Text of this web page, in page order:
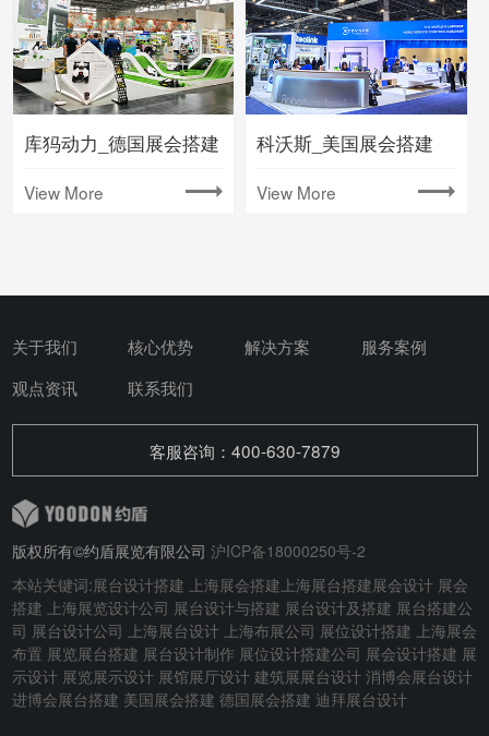
库犸动力_德国展会搭建
View More
科沃斯_美国展会搭建
View More
关于我们 核心优势 解决方案
服务案例
观点资讯
联系我们
客服咨询：400-630-7879
版权所有©约盾展览有限公司 沪ICP备18000250号-2
本站关键词:展台设计搭建 上海展会搭建 上海展台搭建展会设计 展会
搭建 上海展览设计公司 展台设计与搭建 展台设计及搭建 展台搭建公
司 展台设计公司 上海展台设计 上海布展公司 展位设计搭建 上海展会
布置 展览展台搭建 展台设计制作 展位设计搭建公司 展会设计搭建 展
示设计 展览展示设计 展馆展厅设计 建筑展展台设计 消博会展台设计
进博会展台搭建 美国展会搭建 德国展会搭建 迪拜展台设计